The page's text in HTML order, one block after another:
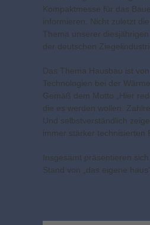
Kompaktmesse für das
informieren. Nicht zuletzt
Thema unserer
der deutschen
Das Thema Hausbau ist
Technologien bei der
Gemäß dem Motto „Hier
die es werden wollen.
Und selbstverständlich
immer stärker technisierten
Insgesamt präsentieren
Stand von „das eigene